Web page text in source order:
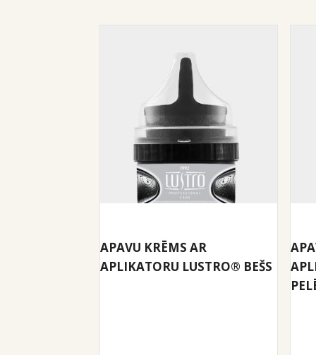
APAVU KRĒMS AR
APLIKATORU LUSTRO® BEŠS